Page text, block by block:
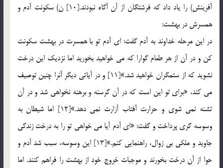
آفرينش) را ياد داد كه فرشتگان از آن آگاه نبودند.[10] ن) سكونت آدم و
همسرش در بهشت:
در اين مرحله خداوند به آدم گفت: اي آدم تو با همسرت در بهشت سكونت
كن و در آن از هر طعام گوارا که مي خواهيد بخوريد اما نزديك اين درخت
نشويد كه از ستمگران خواهيد شد.»[11] و در آياتي ديگر آنرا چنين توصيف
مي كند، «براي تو اين است كه در آن گرسنه و برهنه نخواهي شد و در آن
تشنه نمي شوي و حرارت آفتاب آزارت نمي دهد.»[12] اما شيطان به
وسوسه گري پرداخت و گفت: «اي آدم آيا مي خواهي تو را به درخت زندگي
جاويد و ملكي بي زوال، راهنمايي كنم.»[13] اين وسوسه، سبب شد آدم و
حوا از آن درخت بخورند و موجبات خروج خود از بهشت را فراهم كنند. اما